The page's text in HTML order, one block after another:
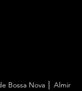
Bossa Nova │ Almir